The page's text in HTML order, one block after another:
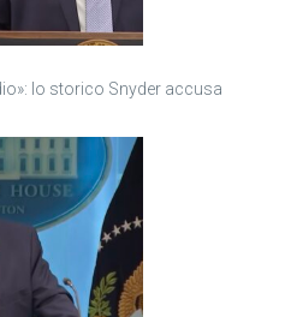
lo storico Snyder accusa